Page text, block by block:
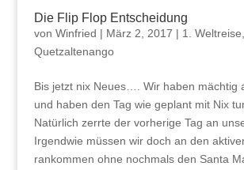
Die Flip Flop Entscheidung
von Winfried | März 2, 2017 | 1. Weltreise,
Quetzaltenango
Bis jetzt nix Neues…. Wir haben mächtig
und haben den Tag wie geplant mit Nix
Natürlich zerrte der vorherige Tag an
Irgendwie müssen wir doch an den
rankommen ohne nochmals den Santa